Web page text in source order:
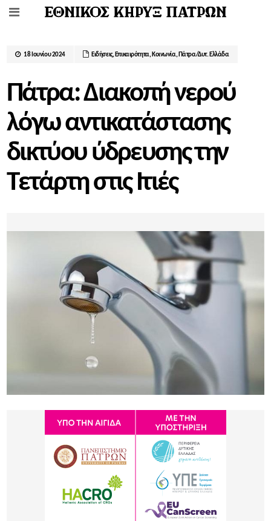
18 Ιουνίου 2024 Ειδήσεις, Επικαιρότητα, Κοινωνία, Πάτρα/Δυτ. Ελλάδα
Πάτρα: Διακοπή νερού
λόγω αντικατάστασης
δικτύου ύδρευσης την
Τετάρτη στις Ιτιές